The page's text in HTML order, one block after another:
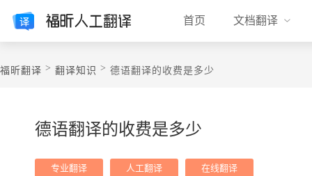
首页 文档翻译
福昕翻译 > 翻译知识 > 德语翻译的收费是多少
德语翻译的收费是多少
专业翻译 人工翻译 在线翻译